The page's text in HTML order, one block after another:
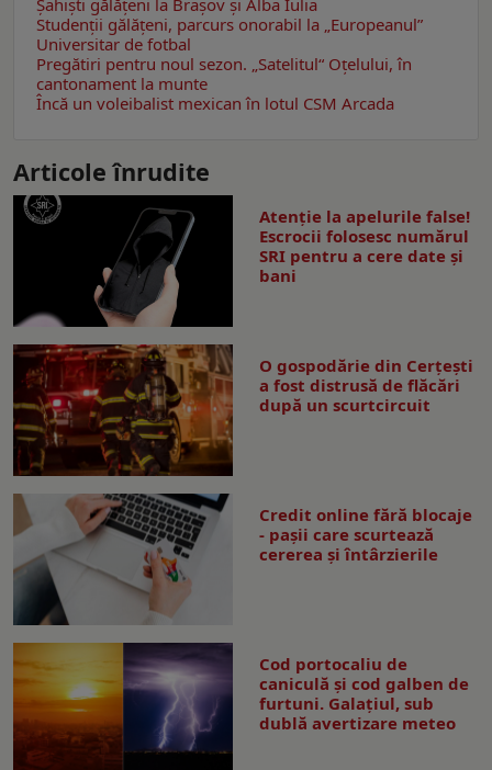
Șahiști gălățeni la Brașov și Alba Iulia
Studenții gălățeni, parcurs onorabil la „Europeanul”
Universitar de fotbal
Pregătiri pentru noul sezon. „Satelitul“ Oțelului, în
cantonament la munte
Încă un voleibalist mexican în lotul CSM Arcada
Articole înrudite
Atenție la apelurile false!
Escrocii folosesc numărul
SRI pentru a cere date și
bani
O gospodărie din Cerțești
a fost distrusă de flăcări
după un scurtcircuit
Credit online fără blocaje
- pașii care scurtează
cererea și întârzierile
Cod portocaliu de
caniculă și cod galben de
furtuni. Galațiul, sub
dublă avertizare meteo